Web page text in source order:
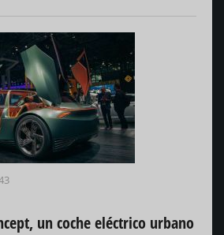
un coche eléctrico urbano